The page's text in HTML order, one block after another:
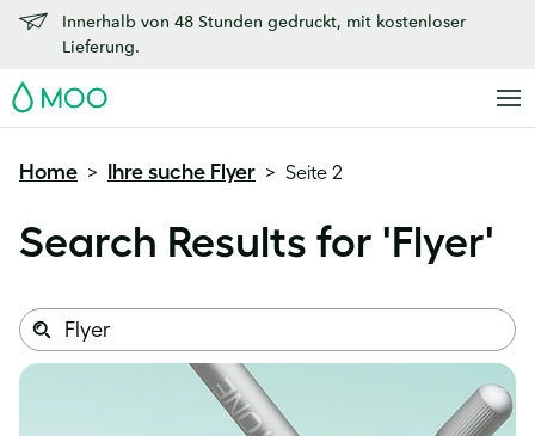
Innerhalb von 48 Stunden gedruckt, mit kostenloser
Lieferung.
MOO
Home > Ihre suche Flyer > Seite 2
Search Results for 'Flyer'
Search
this
Search